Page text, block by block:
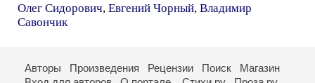
Олег Сидорович, Евгений Чорный, Владимир
Савончик
Авторы Произведения Рецензии Поиск
Магазин